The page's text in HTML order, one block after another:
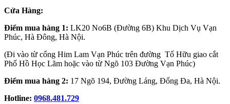
Cửa Hàng:
Điểm mua hàng 1: LK20 No6B (Đường 6B) Khu Dịch Vụ Vạn
Phúc, Hà Đông, Hà Nội.
(Đi vào từ cổng Him Lam Vạn Phúc trên đường Tố Hữu giao cắt
Phố Hồ Học Lãm hoặc vào từ Ngõ 103 Đường Vạn Phúc)
Điểm mua hàng 2: 17 Ngõ 194, Đường Láng, Đống Đa, Hà Nội.
Hotline: 0968.481.729